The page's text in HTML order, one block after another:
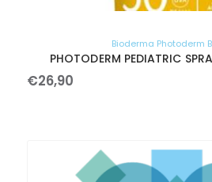
Bioderma Photoderm
PHOTODERM PEDIATRIC
€26,90